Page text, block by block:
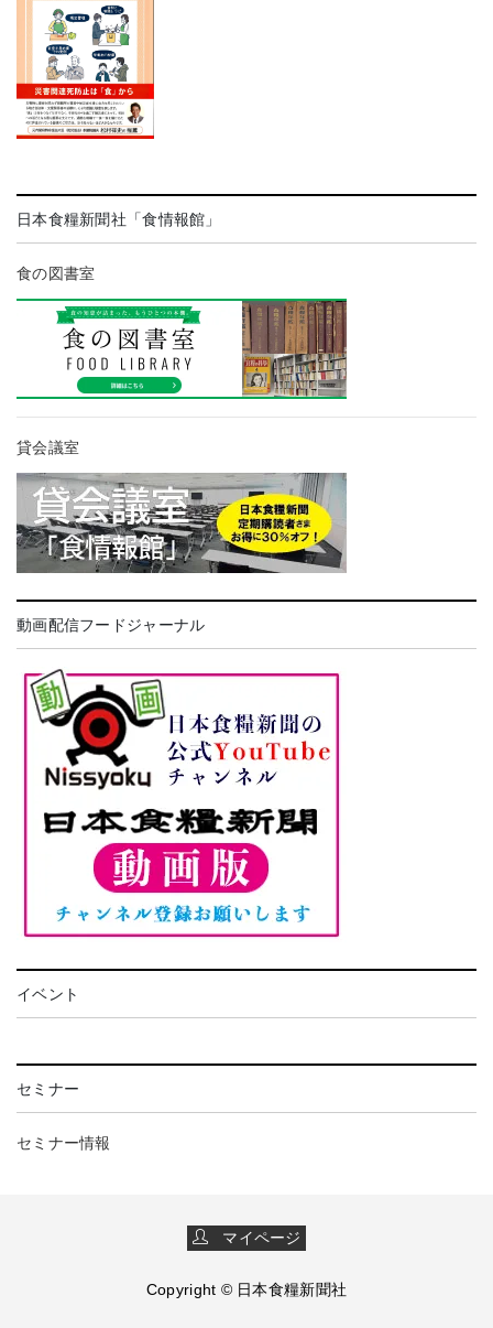
日本食糧新聞社「食情報館」
食の図書室
貸会議室
動画配信フードジャーナル
イベント
セミナー
セミナー情報
マイページ
Copyright © 日本食糧新聞社